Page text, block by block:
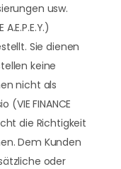
usw.
Sie dienen
keine
nicht als
FINANCE
die Richtigkeit
Dem Kunden
oder